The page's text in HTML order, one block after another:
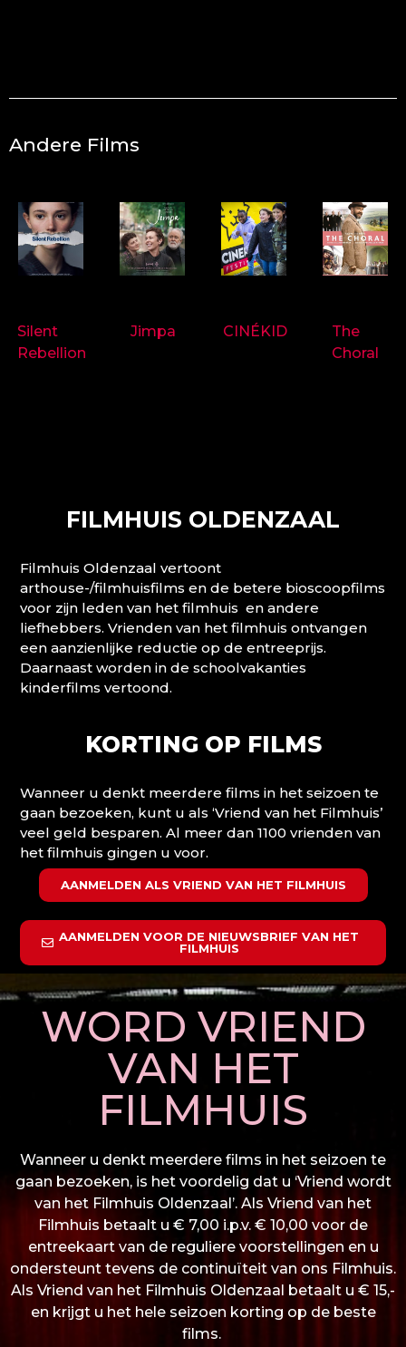
Andere Films
Silent
Rebellion
Jimpa CINÉKID
The
Choral
FILMHUIS OLDENZAAL
Filmhuis Oldenzaal vertoont
arthouse-/filmhuisfilms en de betere bioscoopfilms
voor zijn leden van het filmhuis en andere
liefhebbers. Vrienden van het filmhuis ontvangen
een aanzienlijke reductie op de entreeprijs.
Daarnaast worden in de schoolvakanties
kinderfilms vertoond.
KORTING OP FILMS
Wanneer u denkt meerdere films in het seizoen te
gaan bezoeken, kunt u als ‘Vriend van het Filmhuis’
veel geld besparen. Al meer dan 1100 vrienden van
het filmhuis gingen u voor.
AANMELDEN ALS VRIEND VAN HET FILMHUIS
AANMELDEN VOOR DE NIEUWSBRIEF VAN HET
FILMHUIS
WORD VRIEND
VAN HET
FILMHUIS
Wanneer u denkt meerdere films in het seizoen te
gaan bezoeken, is het voordelig dat u ‘Vriend wordt
van het Filmhuis Oldenzaal’. Als Vriend van het
Filmhuis betaalt u € 7,00 i.p.v. € 10,00 voor de
entreekaart van de reguliere voorstellingen en u
ondersteunt tevens de continuïteit van ons Filmhuis.
Als Vriend van het Filmhuis Oldenzaal betaalt u € 15,-
en krijgt u het hele seizoen korting op de beste
films.